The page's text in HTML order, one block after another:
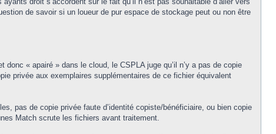
de savoir si un loueur de pur espace de stockage peut ou non être
« apairé » dans le cloud, le CSPLA juge qu’il n’y a pas de copie
privée aux exemplaires supplémentaires de ce fichier équivalent
pas de copie privée faute d’identité copiste/bénéficiaire, ou bien copie
Match scrute les fichiers avant traitement.